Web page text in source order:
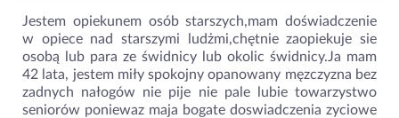
Jestem opiekunem osób starszych,mam doświadczenie
w opiece nad starszymi ludżmi,chętnie zaopiekuje sie
osobą lub para ze świdnicy lub okolic świdnicy.Ja mam
42 lata, jestem miły spokojny opanowany męzczyzna bez
zadnych nałogów nie pije nie pale lubie towarzystwo
seniorów poniewaz maja bogate doswiadczenia zyciowe